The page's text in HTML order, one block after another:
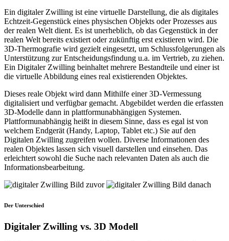
Ein digitaler Zwilling ist eine virtuelle Darstellung, die als digitales
Echtzeit-Gegenstück eines physischen Objekts oder Prozesses aus
der realen Welt dient. Es ist unerheblich, ob das Gegenstück in der
realen Welt bereits existiert oder zukünftig erst existieren wird. Die
3D-Thermografie wird gezielt eingesetzt, um Schlussfolgerungen als
Unterstützung zur Entscheidungsfindung u.a. im Vertrieb, zu ziehen.
Ein Digitaler Zwilling beinhaltet mehrere Bestandteile und einer ist
die virtuelle Abbildung eines real existierenden Objektes.
Dieses reale Objekt wird dann Mithilfe einer 3D-Vermessung
digitalisiert und verfügbar gemacht. Abgebildet werden die erfassten
3D-Modelle dann in plattformunabhängigen Systemen.
Plattformunabhängig heißt in diesem Sinne, dass es egal ist von
welchem Endgerät (Handy, Laptop, Tablet etc.) Sie auf den
Digitalen Zwilling zugreifen wollen. Diverse Informationen des
realen Objektes lassen sich visuell darstellen und einsehen. Das
erleichtert sowohl die Suche nach relevanten Daten als auch die
Informationsbearbeitung.
Der Unterschied
Digitaler Zwilling vs. 3D Modell